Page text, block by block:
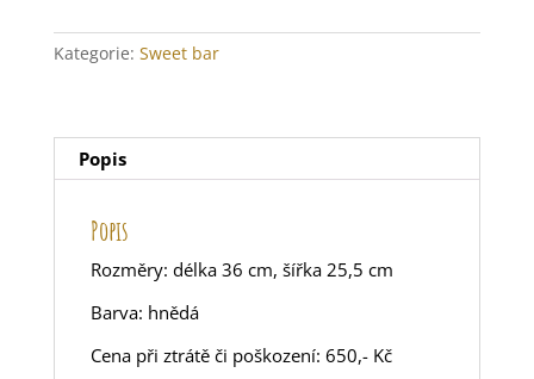
úchyty
množství
Kategorie: Sweet bar
Popis
Popis
Rozměry: délka 36 cm, šířka 25,5 cm
Barva: hnědá
Cena při ztrátě či poškození: 650,- Kč